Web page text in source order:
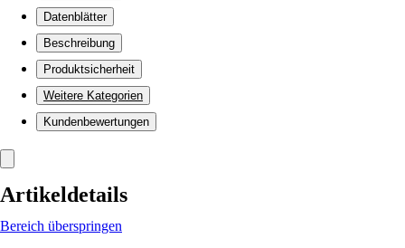
Datenblätter
Beschreibung
Produktsicherheit
Weitere Kategorien
Kundenbewertungen
Artikeldetails
Bereich überspringen